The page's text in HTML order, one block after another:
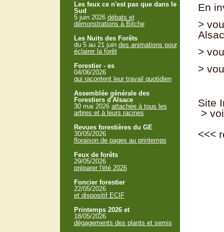
En
>
>
>
Site
>
<<<
Les feux ce n'est pas que dans le
Sud
5 juin 2026 débats et
démonstrations à Bitche
Les Nuits des Forêts
du 5 au 21 juin des animations pour
éclairer la forêt
Forestier - es
04/06/2026
qui racontent leur travail quotidien
Assemblée générale des
Forestiers d'Alsace
30 mai 2026 attachée à tous les
arbres et à leurs racines
Revues forestières du GE
30/05/2026
floraison de pages au printemps
Feux de forêts
29/05/2026
préparer l'été 2026
Foncier forestier
22/05/2026
et dispositif ECIF
Printemps 2026 et
18/05/2026
dégagements des plants et semis